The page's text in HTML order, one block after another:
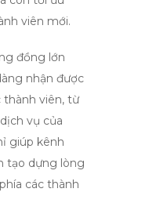
viên mới.
đồng lớn
nhận được
thành viên, từ
vụ của
giúp kênh
tạo dựng lòng
các thành